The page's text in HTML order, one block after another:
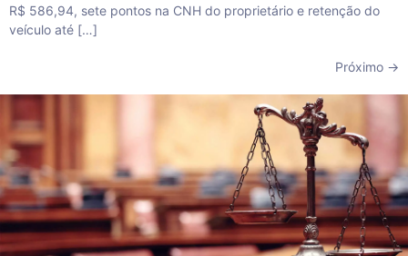
R$ 586,94, sete pontos na CNH do proprietário e retenção do
veículo até […]
Próximo →